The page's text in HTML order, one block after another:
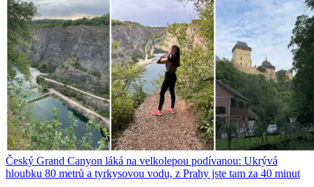
Český Grand Canyon láká na velkolepou podívanou: Ukrývá
hloubku 80 metrů a tyrkysovou vodu, z Prahy jste tam za 40 minut